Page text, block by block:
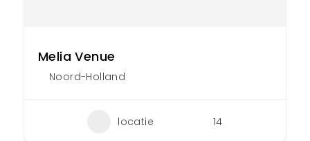
Melia Venue
Noord-Holland
locatie 14